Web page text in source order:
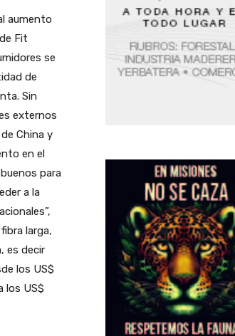
aumento
Fit
se
de
Sin
externos
China y
en el
para
a la
larga,
es decir
los US$
los US$